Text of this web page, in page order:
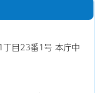
目23番1号 本庁中